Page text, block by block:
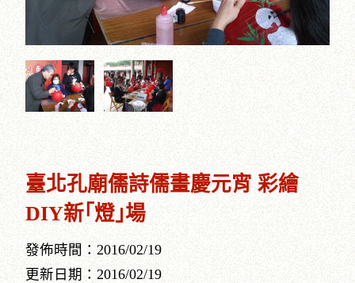
臺北孔廟儒詩儒畫慶元宵 彩繪
DIY新｢燈｣場
發佈時間：2016/02/19
更新日期：2016/02/19